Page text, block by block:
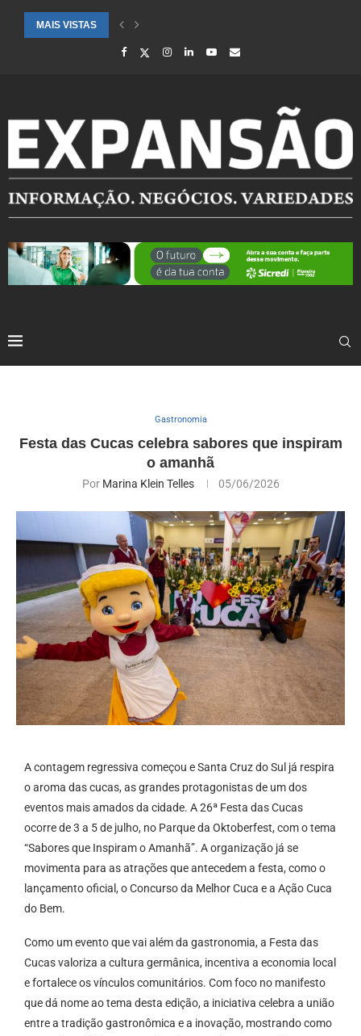
MAIS VISTAS
CIDADES ATENDIDAS PELO SEBRAE RS SÃO DESTAQUE EM
Gastronomia
Festa das Cucas celebra sabores que inspiram
o amanhã
Por Marina Klein Telles 05/06/2026
A contagem regressiva começou e Santa Cruz do Sul já respira
o aroma das cucas, as grandes protagonistas de um dos
eventos mais amados da cidade. A 26ª Festa das Cucas
ocorre de 3 a 5 de julho, no Parque da Oktoberfest, com o tema
“Sabores que Inspiram o Amanhã”. A organização já se
movimenta para as atrações que antecedem a festa, como o
lançamento oficial, o Concurso da Melhor Cuca e a Ação Cuca
do Bem.
Como um evento que vai além da gastronomia, a Festa das
Cucas valoriza a cultura germânica, incentiva a economia local
e fortalece os vínculos comunitários. Com foco no manifesto
que dá nome ao tema desta edição, a iniciativa celebra a união
entre a tradição gastronômica e a inovação, mostrando como